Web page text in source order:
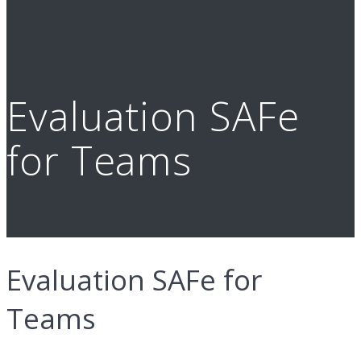
Evaluation SAFe
for Teams
Evaluation SAFe for
Teams